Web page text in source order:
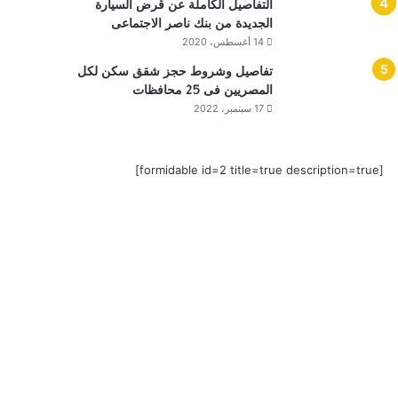
التفاصيل الكاملة عن قرض السيارة
الجديدة من بنك ناصر الاجتماعى
14 أغسطس، 2020
تفاصيل وشروط حجز شقق سكن لكل
المصريين فى 25 محافظات
17 سبتمبر، 2022
[formidable id=2 title=true description=true]